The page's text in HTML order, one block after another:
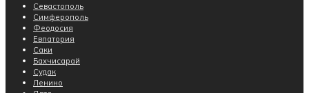
Севастополь
Симферополь
Феодосия
Евпатория
Саки
Бахчисарай
Судак
Ленино